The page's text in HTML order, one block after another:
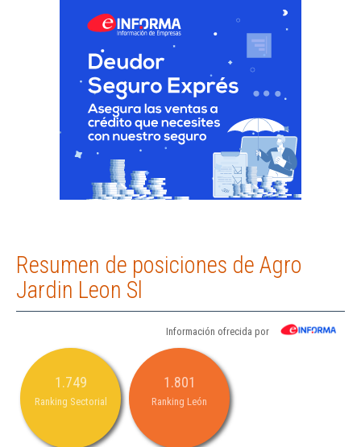
Resumen de posiciones de Agro
Jardin Leon Sl
Información ofrecida por
1.749
Ranking Sectorial
1.801
Ranking León